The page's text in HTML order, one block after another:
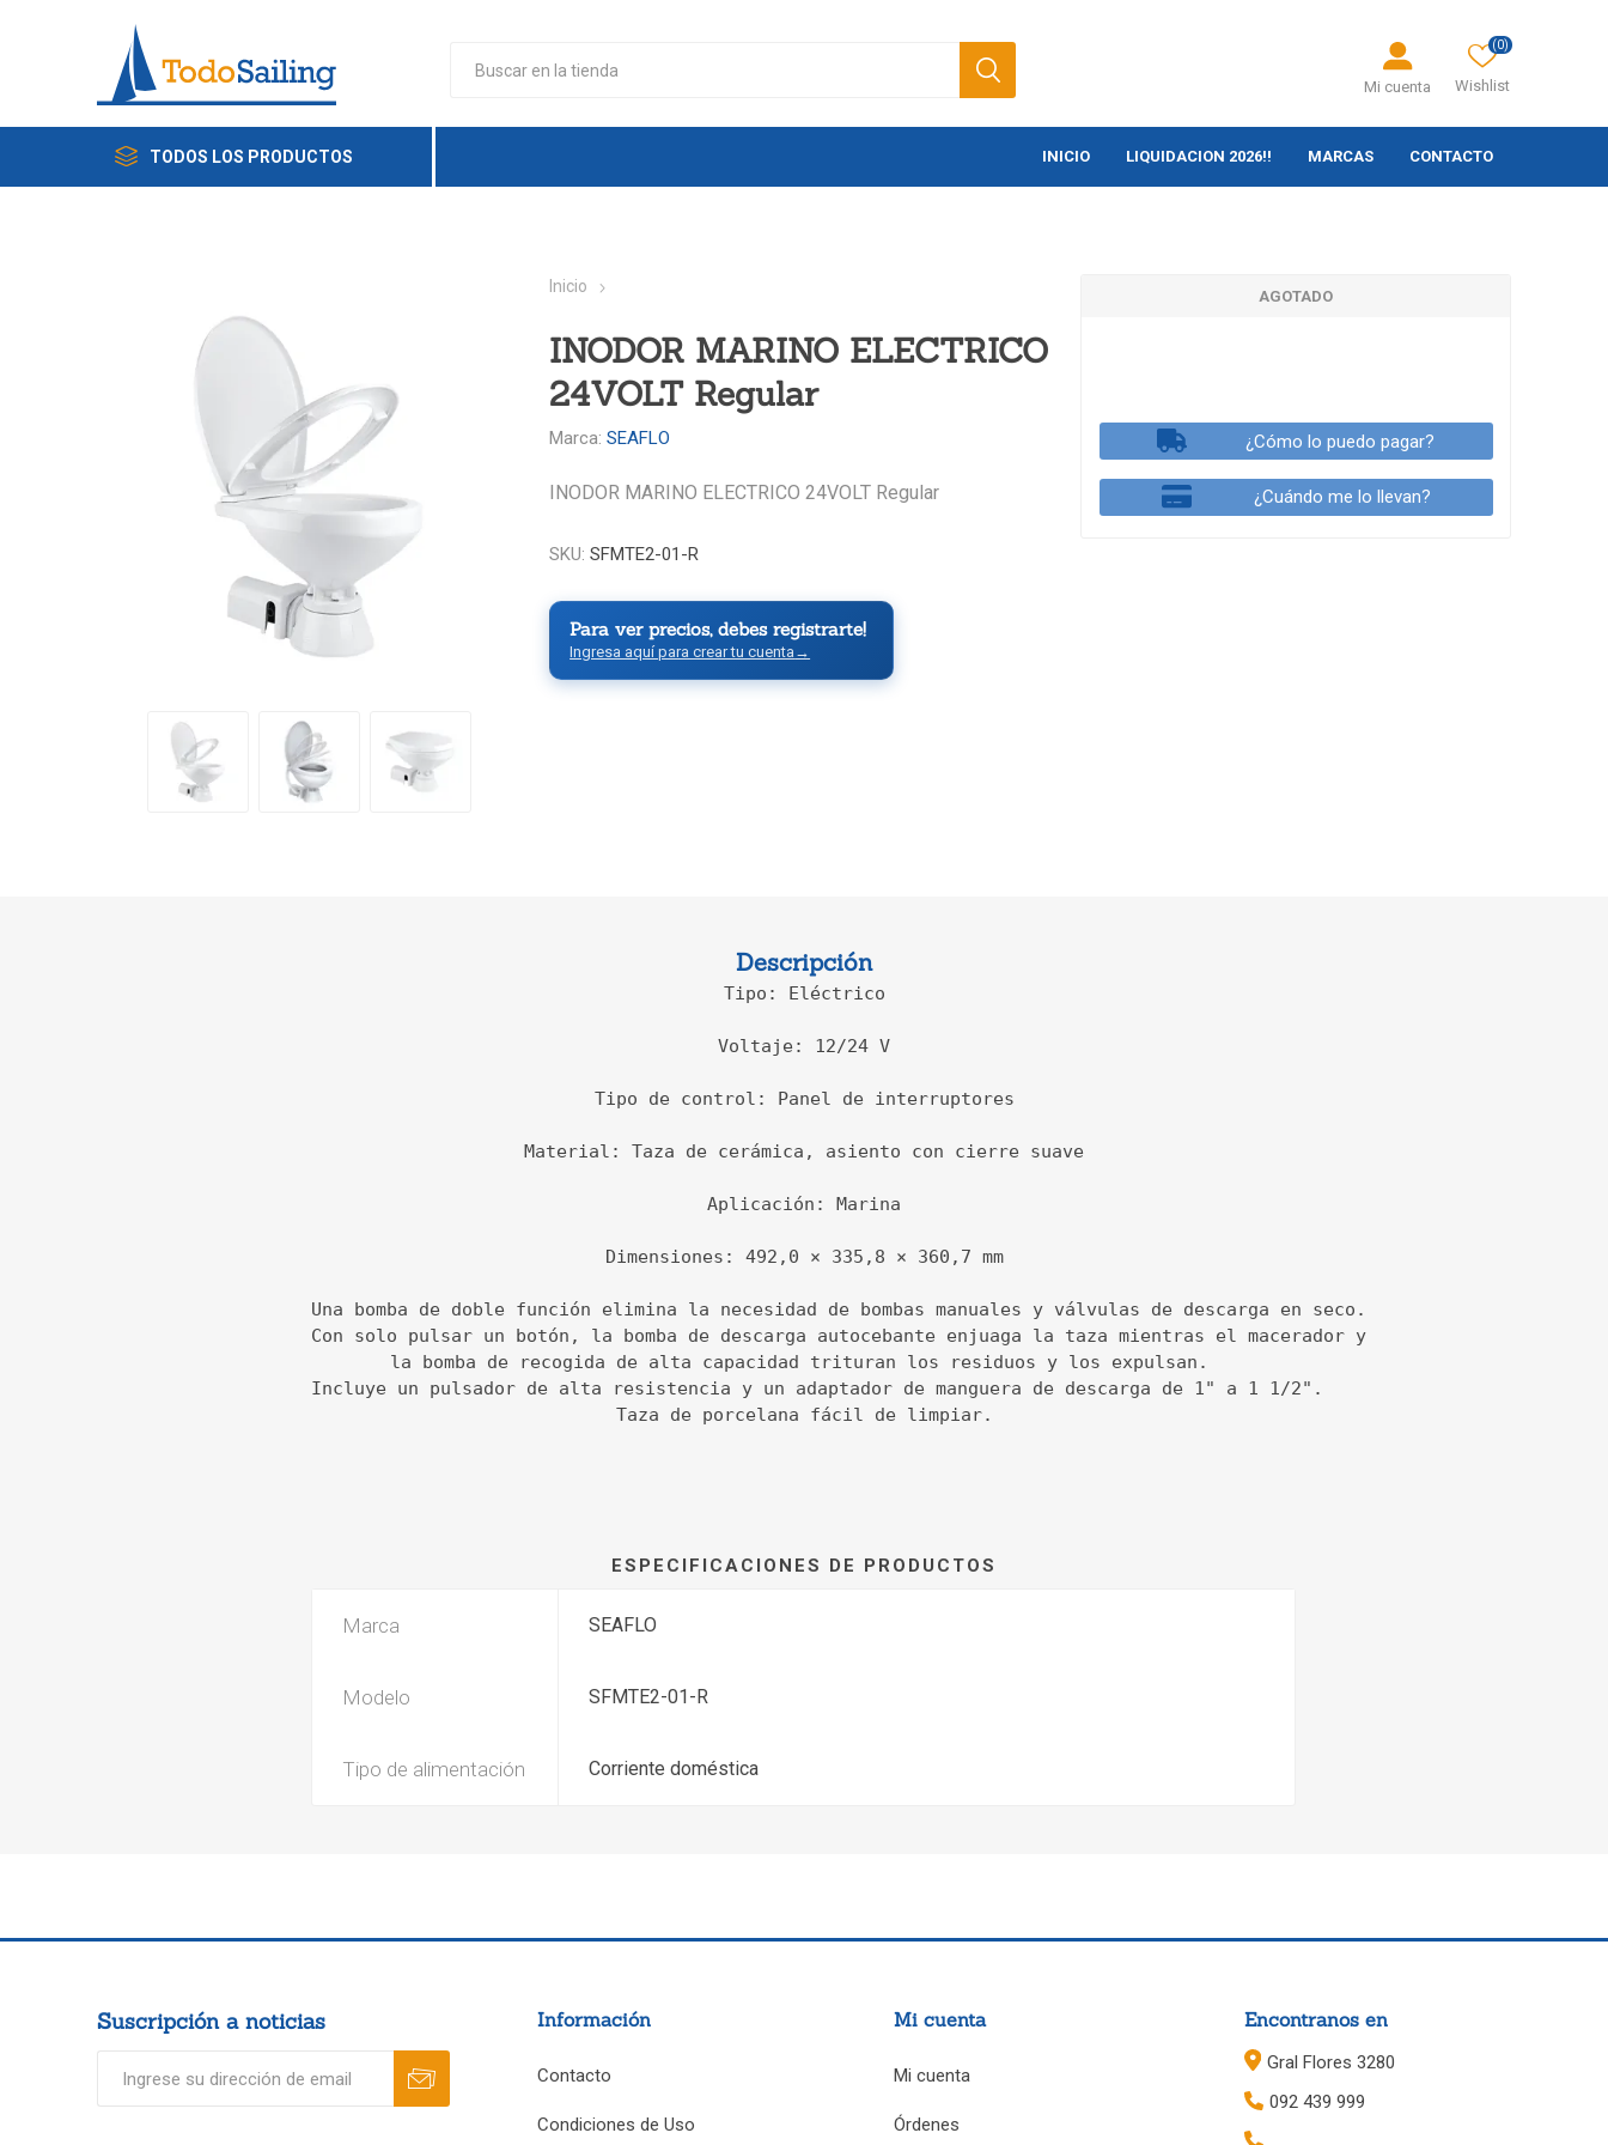
Mi cuenta Wishlist
(0)
TODOS LOS PRODUCTOS INICIO LIQUIDACION 2026!! MARCAS CONTACTO
Inicio
INODOR MARINO ELECTRICO
24VOLT Regular
Marca: SEAFLO
INODOR MARINO ELECTRICO 24VOLT Regular
SKU: SFMTE2-01-R
Para ver precios, debes registrarte!
Ingresa aquí para crear tu cuenta →
AGOTADO
¿Cómo lo puedo pagar?
¿Cuándo me lo llevan?
Descripción
Tipo: Eléctrico
Voltaje: 12/24 V
Tipo de control: Panel de interruptores
Material: Taza de cerámica, asiento con cierre suave
Aplicación: Marina
Dimensiones: 492,0 × 335,8 × 360,7 mm
Una bomba de doble función elimina la necesidad de bombas manuales y válvulas de descarga en seco.
Con solo pulsar un botón, la bomba de descarga autocebante enjuaga la taza mientras el macerador y
la bomba de recogida de alta capacidad trituran los residuos y los expulsan.
Incluye un pulsador de alta resistencia y un adaptador de manguera de descarga de 1" a 1 1/2".
Taza de porcelana fácil de limpiar.
ESPECIFICACIONES DE PRODUCTOS
Marca SEAFLO
Modelo SFMTE2-01-R
Tipo de alimentación Corriente doméstica
Suscripción a noticias Información
Contacto
Condiciones de Uso
Mi cuenta
Mi cuenta
Órdenes
Encontranos en
Gral Flores 3280
092 439 999